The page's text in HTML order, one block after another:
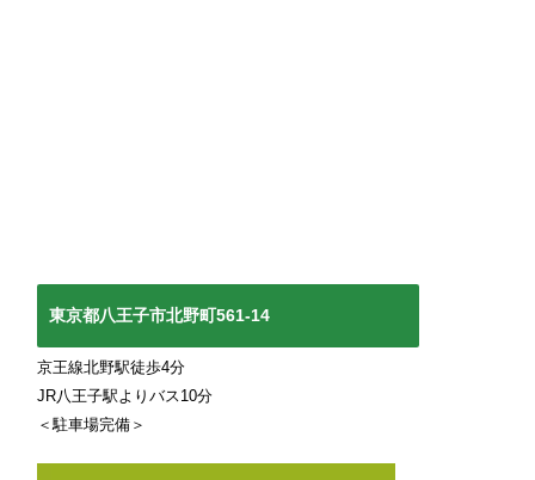
東京都八王子市北野町561-14
京王線北野駅徒歩4分
JR八王子駅よりバス10分
＜駐車場完備＞